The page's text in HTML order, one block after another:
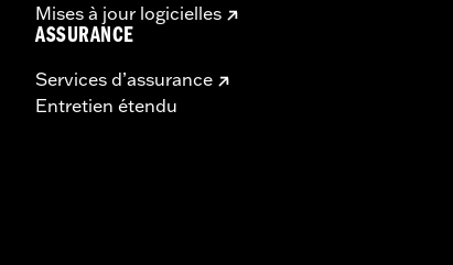
Mises à jour logicielles
ASSURANCE
Services d’assurance
Entretien étendu